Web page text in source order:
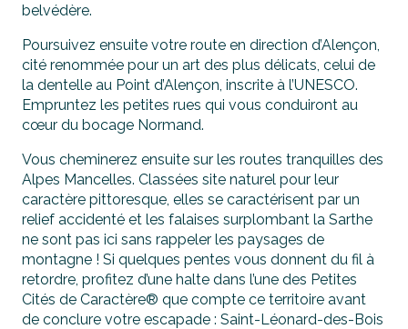
belvédère.
Poursuivez ensuite votre route en direction d’Alençon,
cité renommée pour un art des plus délicats, celui de
la dentelle au Point d’Alençon, inscrite à l’UNESCO.
Empruntez les petites rues qui vous conduiront au
cœur du bocage Normand.
Vous cheminerez ensuite sur les routes tranquilles des
Alpes Mancelles. Classées site naturel pour leur
caractère pittoresque, elles se caractérisent par un
relief accidenté et les falaises surplombant la Sarthe
ne sont pas ici sans rappeler les paysages de
montagne ! Si quelques pentes vous donnent du fil à
retordre, profitez d’une halte dans l’une des Petites
Cités de Caractère® que compte ce territoire avant
de conclure votre escapade : Saint-Léonard-des-Bois